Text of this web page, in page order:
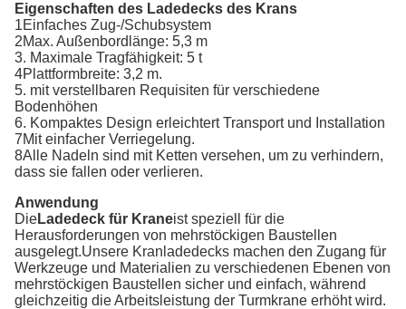
Eigenschaften des Ladedecks des Krans
1Einfaches Zug-/Schubsystem
2Max. Außenbordlänge: 5,3 m
3. Maximale Tragfähigkeit: 5 t
4Plattformbreite: 3,2 m.
5. mit verstellbaren Requisiten für verschiedene
Bodenhöhen
6. Kompaktes Design erleichtert Transport und Installation
7Mit einfacher Verriegelung.
8Alle Nadeln sind mit Ketten versehen, um zu verhindern,
dass sie fallen oder verlieren.
Anwendung
DieLadedeck für Kraneist speziell für die
Herausforderungen von mehrstöckigen Baustellen
ausgelegt.Unsere Kranladedecks machen den Zugang für
Werkzeuge und Materialien zu verschiedenen Ebenen von
mehrstöckigen Baustellen sicher und einfach, während
gleichzeitig die Arbeitsleistung der Turmkrane erhöht wird.